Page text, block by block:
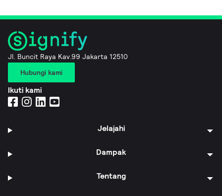
Jl. Buncit Raya Kav.99 Jakarta 12510
Hubungi kami
Ikuti kami
Jelajahi
Dampak
Tentang